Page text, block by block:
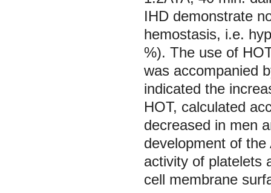
IHD demonstrate
hemostasis, i.e.
%). The use of
was accompanied
indicated the
HOT, calculated
decreased in men
development of
activity of platelets
cell membrane